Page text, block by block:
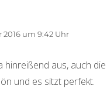
2016 um 9:42 Uhr
hinreißend aus, auch
und es sitzt perfekt.